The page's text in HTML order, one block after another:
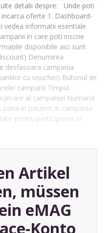
detalii despre: Unde poti
oferte 1. Dashboard-
vedea informatii esentiale
in care poti inscrie
disponibile aici sunt:
Denumirea
desfasoara campania
cu voucher) Butonul de
campanii Timpul
al campaniei Numarul
in prezent in campania
pentru participarea in
Artikel
müssen
eMAG
Konto